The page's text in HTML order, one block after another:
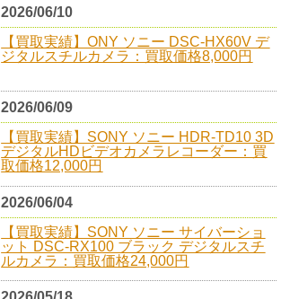
2026/06/10
【買取実績】ONY ソニー DSC-HX60V デ
ジタルスチルカメラ：買取価格8,000円
2026/06/09
【買取実績】SONY ソニー HDR-TD10 3D
デジタルHDビデオカメラレコーダー：買
取価格12,000円
2026/06/04
【買取実績】SONY ソニー サイバーショ
ット DSC-RX100 ブラック デジタルスチ
ルカメラ：買取価格24,000円